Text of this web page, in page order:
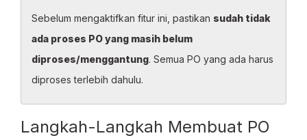
Sebelum mengaktifkan fitur ini, pastikan sudah tidak
ada proses PO yang masih belum
diproses/menggantung. Semua PO yang ada harus
diproses terlebih dahulu.
Langkah-Langkah Membuat PO